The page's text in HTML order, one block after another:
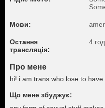
Мови:
Остання
трансляція:
4
Про мене
hi! i am trans who lose to have
Що мене збуджує: